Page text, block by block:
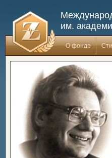
им.
О фонде